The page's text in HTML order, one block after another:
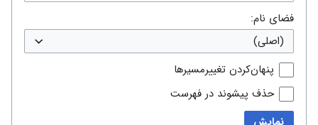
فضای نام:
(اصلی)
پنهان‌کردن تغییرمسیرها
حذف پیشوند در فهرست